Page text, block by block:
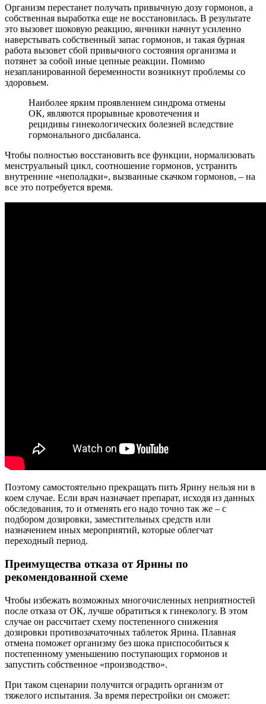
Организм перестанет получать привычную дозу гормонов, а
собственная выработка еще не восстановилась. В результате
это вызовет шоковую реакцию, яичники начнут усиленно
наверстывать собственный запас гормонов, и такая бурная
работа вызовет сбой привычного состояния организма и
потянет за собой иные цепные реакции. Помимо
незапланированной беременности возникнут проблемы со
здоровьем.
Наиболее ярким проявлением синдрома отмены
ОК, являются прорывные кровотечения и
рецидивы гинекологических болезней вследствие
гормонального дисбаланса.
Чтобы полностью восстановить все функции, нормализовать
менструальный цикл, соотношение гормонов, устранить
внутренние «неполадки», вызванные скачком гормонов, – на
все это потребуется время.
Поэтому самостоятельно прекращать пить Ярину нельзя ни в
коем случае. Если врач назначает препарат, исходя из данных
обследования, то и отменять его надо точно так же – с
подбором дозировки, заместительных средств или
назначением иных мероприятий, которые облегчат
переходный период.
Преимущества отказа от Ярины по
рекомендованной схеме
Чтобы избежать возможных многочисленных неприятностей
после отказа от ОК, лучше обратиться к гинекологу. В этом
случае он рассчитает схему постепенного снижения
дозировки противозачаточных таблеток Ярина. Плавная
отмена поможет организму без шока приспособиться к
постепенному уменьшению поступающих гормонов и
запустить собственное «производство».
При таком сценарии получится оградить организм от
тяжелого испытания. За время перестройки он сможет: